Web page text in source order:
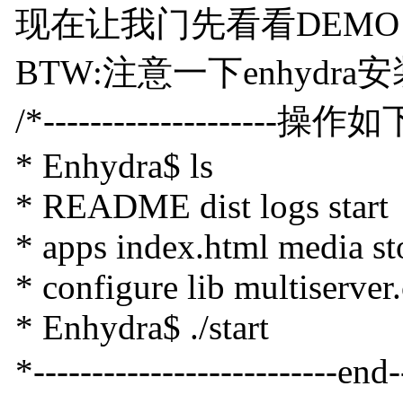
现在让我门先看看DEMO
BTW:注意一下enhydra
/*--------------------操作如
* Enhydra$ ls
* README dist logs start
* apps index.html media
* configure lib
* Enhydra$ ./start
*--------------------------